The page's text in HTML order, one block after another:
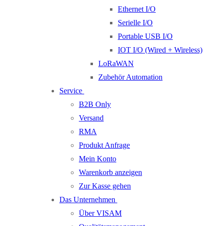
Ethernet I/O
Serielle I/O
Portable USB I/O
IOT I/O (Wired + Wireless)
LoRaWAN
Zubehör Automation
Service
B2B Only
Versand
RMA
Produkt Anfrage
Mein Konto
Warenkorb anzeigen
Zur Kasse gehen
Das Unternehmen
Über VISAM